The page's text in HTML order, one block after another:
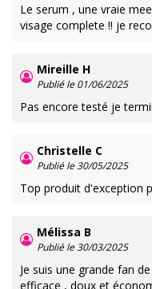
Le serum , une vraie
visage complete !! je
Mireille H
Publié le 01/06/2025
Pas encore testé je
Christelle C
Publié le 30/05/2025
Top produit d'exception
Mélissa B
Publié le 30/03/2025
Je suis une grande fan
efficace , doux et